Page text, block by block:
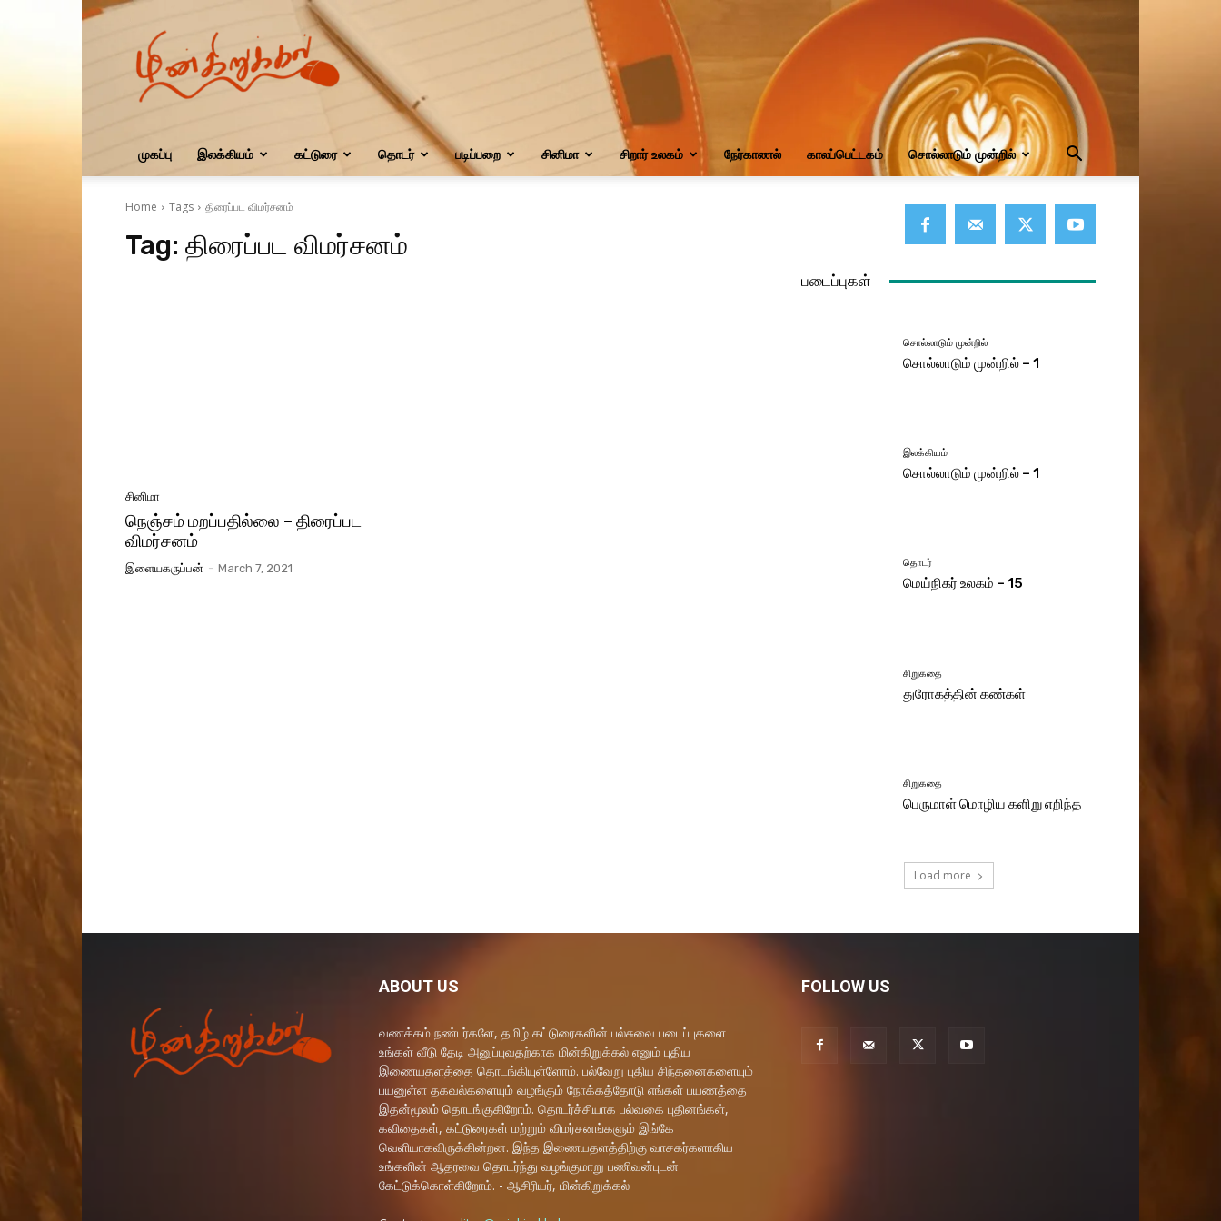
மின்கிறுக்கல்
முகப்பு இலக்கியம் கட்டுரை தொடர் படிப்பறை சினிமா சிறார் உலகம் நேர்காணல் காலப்பெட்டகம் சொல்லாடும் முன்றில்
Home Tags திரைப்பட விமர்சனம்
Tag: திரைப்பட விமர்சனம்
சினிமா
நெஞ்சம் மறப்பதில்லை – திரைப்பட
விமர்சனம்
இளையகருப்பன் - March 7, 2021
படைப்புகள்
சொல்லாடும் முன்றில்
சொல்லாடும் முன்றில் – 1
இலக்கியம்
சொல்லாடும் முன்றில் – 1
தொடர்
மெய்நிகர் உலகம் – 15
சிறுகதை
துரோகத்தின் கண்கள்
சிறுகதை
பெருமாள் மொழிய களிறு எறிந்த
Load more
ABOUT US
வணக்கம் நண்பர்களே, தமிழ் கட்டுரைகளின் பல்சுவை படைப்புகளை
உங்கள் வீடு தேடி அனுப்புவதற்காக மின்கிறுக்கல் எனும் புதிய
இணையதளத்தை தொடங்கியுள்ளோம். பல்வேறு புதிய சிந்தனைகளையும்
பயனுள்ள தகவல்களையும் வழங்கும் நோக்கத்தோடு எங்கள் பயணத்தை
இதன்மூலம் தொடங்குகிறோம். தொடர்ச்சியாக பல்வகை புதினங்கள்,
கவிதைகள், கட்டுரைகள் மற்றும் விமர்சனங்களும் இங்கே
வெளியாகவிருக்கின்றன. இந்த இணையதளத்திற்கு வாசகர்களாகிய
உங்களின் ஆதரவை தொடர்ந்து வழங்குமாறு பணிவன்புடன்
கேட்டுக்கொள்கிறோம். - ஆசிரியர், மின்கிறுக்கல்
FOLLOW US